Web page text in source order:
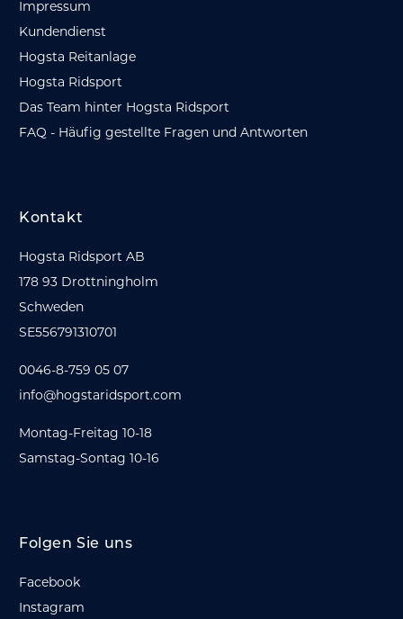
Impressum
Kundendienst
Hogsta Reitanlage
Hogsta Ridsport
Das Team hinter Hogsta Ridsport
FAQ - Häufig gestellte Fragen und Antworten
Kontakt
Hogsta Ridsport AB
178 93 Drottningholm
Schweden
SE556791310701
0046-8-759 05 07
info@hogstaridsport.com
Montag-Freitag 10-18
Samstag-Sontag 10-16
Folgen Sie uns
Facebook
Instagram